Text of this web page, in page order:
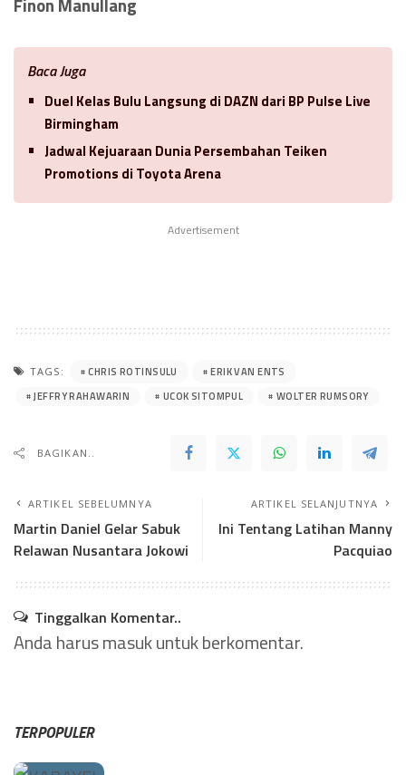
Baca Juga
Duel Kelas Bulu Langsung di DAZN dari BP Pulse Live
Birmingham
Jadwal Kejuaraan Dunia Persembahan Teiken
Promotions di Toyota Arena
Advertisement
TAGS: CHRIS ROTINSULU
ERIK VAN ENTS
JEFFRY RAHAWARIN
UCOK SITOMPUL WOLTER RUMSORY
BAGIKAN..
ARTIKEL SEBELUMNYA
Martin Daniel Gelar Sabuk
Relawan Nusantara Jokowi
ARTIKEL SELANJUTNYA
Ini Tentang Latihan Manny
Pacquiao
Tinggalkan Komentar..
Anda harusmasukuntuk berkomentar.
TERPOPULER